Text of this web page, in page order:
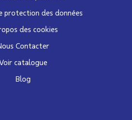
protection des données
des cookies
Contacter
catalogue
Blog